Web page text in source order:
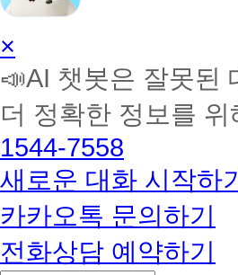
프
석
기
간)
보
건
복
지
부
장
관
정
현
AI
학
습
토
커
BETA
×
📣AI 챗봇은 잘못된
더 정확한 정보를
1544-7558
새로운 대화 시작하
카카오톡 문의하기
전화상담 예약하기